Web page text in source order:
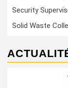
Security
Solid Waste